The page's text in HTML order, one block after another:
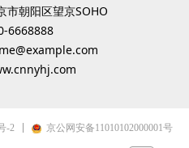
市朝阳区望京SOHO
6668888
-2 京公网安备11010102000001号